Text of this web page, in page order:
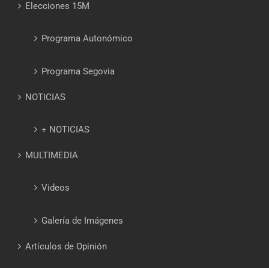
Elecciones 15M
Programa Autonómico
Programa Segovia
NOTICIAS
+ NOTICIAS
MULTIMEDIA
Videos
Galería de Imágenes
Artículos de Opinión